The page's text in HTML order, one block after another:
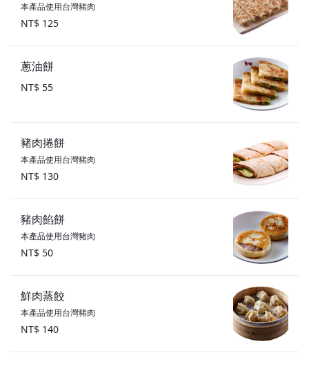
本產品使用台灣豬肉
NT$ 125
蔥油餅
NT$ 55
豬肉捲餅
本產品使用台灣豬肉
NT$ 130
豬肉餡餅
本產品使用台灣豬肉
NT$ 50
鮮肉蒸餃
本產品使用台灣豬肉
NT$ 140